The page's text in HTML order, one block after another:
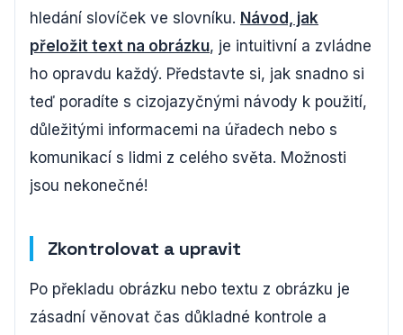
hledání slovíček ve slovníku. Návod, jak
přeložit text na obrázku, je intuitivní a zvládne
ho opravdu každý. Představte si, jak snadno si
teď poradíte s cizojazyčnými návody k použití,
důležitými informacemi na úřadech nebo s
komunikací s lidmi z celého světa. Možnosti
jsou nekonečné!
Zkontrolovat a upravit
Po překladu obrázku nebo textu z obrázku je
zásadní věnovat čas důkladné kontrole a